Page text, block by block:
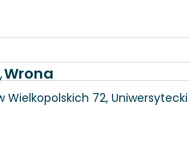
Wrona
Wielkopolskich 72, Uniwersytecki